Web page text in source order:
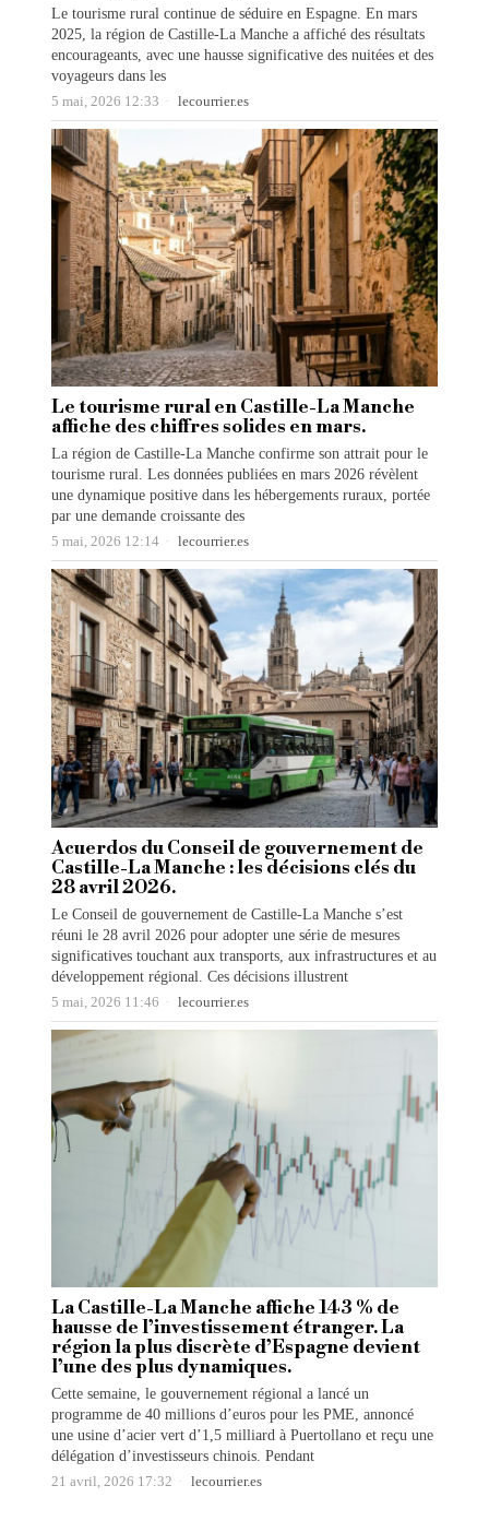
Le tourisme rural continue de séduire en Espagne. En mars
2025, la région de Castille-La Manche a affiché des résultats
encourageants, avec une hausse significative des nuitées et des
voyageurs dans les
5 mai, 2026 12:33 lecourrier.es
Le tourisme rural en Castille-La Manche
affiche des chiffres solides en mars.
La région de Castille-La Manche confirme son attrait pour le
tourisme rural. Les données publiées en mars 2026 révèlent
une dynamique positive dans les hébergements ruraux, portée
par une demande croissante des
5 mai, 2026 12:14 lecourrier.es
Acuerdos du Conseil de gouvernement de
Castille-La Manche : les décisions clés du
28 avril 2026.
Le Conseil de gouvernement de Castille-La Manche s’est
réuni le 28 avril 2026 pour adopter une série de mesures
significatives touchant aux transports, aux infrastructures et au
développement régional. Ces décisions illustrent
5 mai, 2026 11:46 lecourrier.es
La Castille-La Manche affiche 143 % de
hausse de l’investissement étranger. La
région la plus discrète d’Espagne devient
l’une des plus dynamiques.
Cette semaine, le gouvernement régional a lancé un
programme de 40 millions d’euros pour les PME, annoncé
une usine d’acier vert d’1,5 milliard à Puertollano et reçu une
délégation d’investisseurs chinois. Pendant
21 avril, 2026 17:32 lecourrier.es